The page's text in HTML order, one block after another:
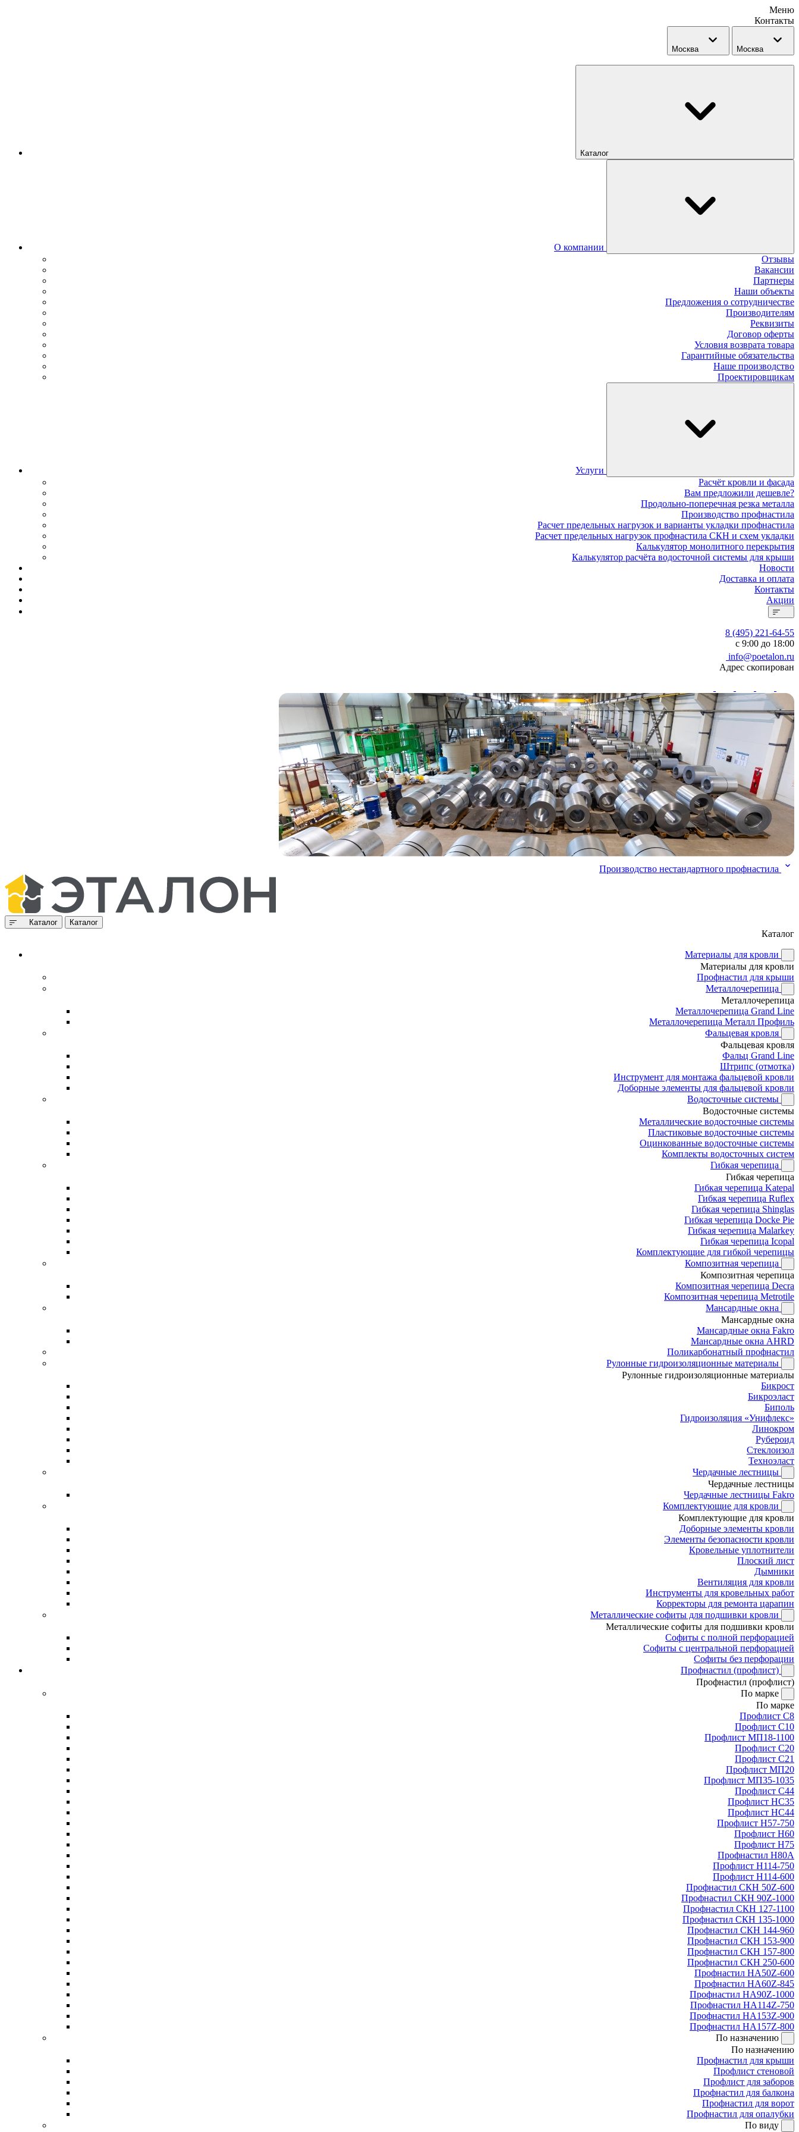
Меню
Контакты
Москва Москва
Каталог
О компании
Отзывы
Вакансии
Партнеры
Наши объекты
Предложения о сотрудничестве
Производителям
Реквизиты
Договор оферты
Условия возврата товара
Гарантийные обязательства
Наше производство
Проектировщикам
Услуги
Расчёт кровли и фасада
Вам предложили дешевле?
Продольно-поперечная резка металла
Производство профнастила
Расчет предельных нагрузок и варианты укладки профнастила
Расчет предельных нагрузок профнастила СКН и схем укладки
Калькулятор монолитного перекрытия
Калькулятор расчёта водосточной системы для крыши
Новости
Доставка и оплата
Контакты
Акции
8 (495) 221-64-55
с 9:00 до 18:00
info@poetalon.ru
Адрес скопирован
Производство нестандартного профнастила
Каталог Каталог
Каталог
Материалы для кровли
Материалы для кровли
Профнастил для крыши
Металлочерепица
Металлочерепица
Металлочерепица Grand Line
Металлочерепица Металл Профиль
Фальцевая кровля
Фальцевая кровля
Фальц Grand Line
Штрипс (отмотка)
Инструмент для монтажа фальцевой кровли
Доборные элементы для фальцевой кровли
Водосточные системы
Водосточные системы
Металлические водосточные системы
Пластиковые водосточные системы
Оцинкованные водосточные системы
Комплекты водосточных систем
Гибкая черепица
Гибкая черепица
Гибкая черепица Katepal
Гибкая черепица Ruflex
Гибкая черепица Shinglas
Гибкая черепица Docke Pie
Гибкая черепица Malarkey
Гибкая черепица Icopal
Комплектующие для гибкой черепицы
Композитная черепица
Композитная черепица
Композитная черепица Decra
Композитная черепица Metrotile
Мансардные окна
Мансардные окна
Мансардные окна Fakro
Мансардные окна AHRD
Поликарбонатный профнастил
Рулонные гидроизоляционные материалы
Рулонные гидроизоляционные материалы
Бикрост
Бикроэласт
Биполь
Гидроизоляция «Унифлекс»
Линокром
Рубероид
Стеклоизол
Техноэласт
Чердачные лестницы
Чердачные лестницы
Чердачные лестницы Fakro
Комплектующие для кровли
Комплектующие для кровли
Доборные элементы кровли
Элементы безопасности кровли
Кровельные уплотнители
Плоский лист
Дымники
Вентиляция для кровли
Инструменты для кровельных работ
Корректоры для ремонта царапин
Металлические софиты для подшивки кровли
Металлические софиты для подшивки кровли
Софиты с полной перфорацией
Софиты с центральной перфорацией
Софиты без перфорации
Профнастил (профлист)
Профнастил (профлист)
По марке
По марке
Профлист С8
Профлист С10
Профлист МП18-1100
Профлист С20
Профлист С21
Профлист МП20
Профлист МП35-1035
Профлист С44
Профлист НС35
Профлист НС44
Профлист Н57-750
Профлист Н60
Профлист Н75
Профнастил Н80А
Профлист Н114-750
Профлист Н114-600
Профнастил СКН 50Z-600
Профнастил СКН 90Z-1000
Профнастил СКН 127-1100
Профнастил СКН 135-1000
Профнастил СКН 144-960
Профнастил СКН 153-900
Профнастил СКН 157-800
Профнастил СКН 250-600
Профнастил НА50Z-600
Профнастил НА60Z-845
Профнастил НА90Z-1000
Профнастил НА114Z-750
Профнастил НА153Z-900
Профнастил НА157Z-800
По назначению
По назначению
Профнастил для крыши
Профлист стеновой
Профлист для заборов
Профнастил для балкона
Профнастил для ворот
Профнастил для опалубки
По виду